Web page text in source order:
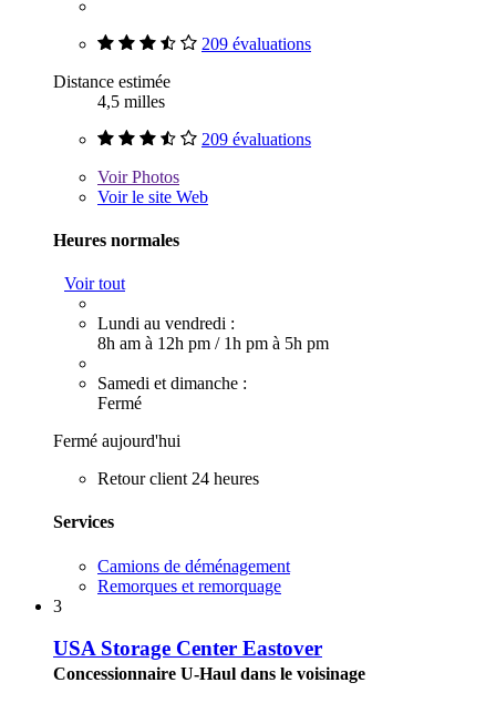
209 évaluations
Distance estimée
4,5 milles
209 évaluations
VoirPhotos
Voir le site Web
Heures normales
Voir tout
Lundi au vendredi :
8h am à 12h pm / 1h pm à 5h pm
Samedi et dimanche :
Fermé
Fermé aujourd'hui
Retour client 24 heures
Services
Camions de déménagement
Remorques et remorquage
3
USA Storage Center Eastover
Concessionnaire U-Haul dans le voisinage